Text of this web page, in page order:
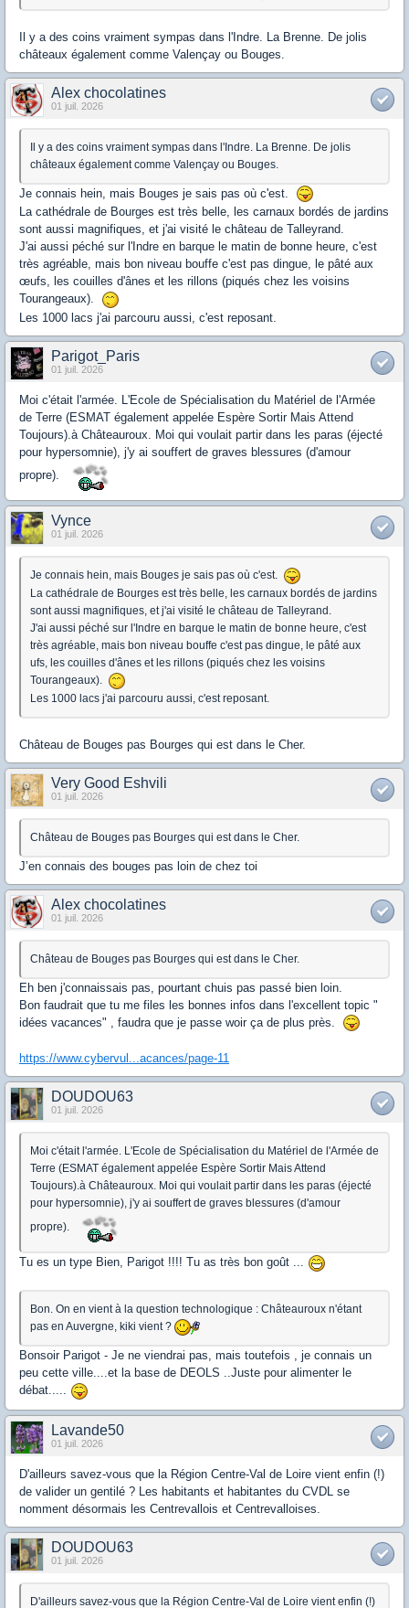
Il y a des coins vraiment sympas dans l'Indre. La Brenne. De jolis
châteaux également comme Valençay ou Bouges.
Alex chocolatines
01 juil. 2026
Il y a des coins vraiment sympas dans l'Indre. La Brenne. De jolis
châteaux également comme Valençay ou Bouges.
Je connais hein, mais Bouges je sais pas où c'est.
La cathédrale de Bourges est très belle, les carnaux bordés de jardins
sont aussi magnifiques, et j'ai visité le château de Talleyrand.
J'ai aussi péché sur l'Indre en barque le matin de bonne heure, c'est
très agréable, mais bon niveau bouffe c'est pas dingue, le pâté aux
œufs, les couilles d'ânes et les rillons (piqués chez les voisins
Tourangeaux).
Les 1000 lacs j'ai parcouru aussi, c'est reposant.
Parigot_Paris
01 juil. 2026
Moi c'était l'armée. L'Ecole de Spécialisation du Matériel de l'Armée
de Terre (ESMAT également appelée Espère Sortir Mais Attend
Toujours).à Châteauroux. Moi qui voulait partir dans les paras (éjecté
pour hypersomnie), j'y ai souffert de graves blessures (d'amour
propre).
Vynce
01 juil. 2026
Je connais hein, mais Bouges je sais pas où c'est.
La cathédrale de Bourges est très belle, les carnaux bordés de jardins
sont aussi magnifiques, et j'ai visité le château de Talleyrand.
J'ai aussi péché sur l'Indre en barque le matin de bonne heure, c'est
très agréable, mais bon niveau bouffe c'est pas dingue, le pâté aux
ufs, les couilles d'ânes et les rillons (piqués chez les voisins
Tourangeaux).
Les 1000 lacs j'ai parcouru aussi, c'est reposant.
Château de Bouges pas Bourges qui est dans le Cher.
Very Good Eshvili
01 juil. 2026
Château de Bouges pas Bourges qui est dans le Cher.
J’en connais des bouges pas loin de chez toi
Alex chocolatines
01 juil. 2026
Château de Bouges pas Bourges qui est dans le Cher.
Eh ben j'connaissais pas, pourtant chuis pas passé bien loin.
Bon faudrait que tu me files les bonnes infos dans l'excellent topic "
idées vacances" , faudra que je passe woir ça de plus près.
https://www.cybervul...acances/page-11
DOUDOU63
01 juil. 2026
Moi c'était l'armée. L'Ecole de Spécialisation du Matériel de l'Armée de
Terre (ESMAT également appelée Espère Sortir Mais Attend
Toujours).à Châteauroux. Moi qui voulait partir dans les paras (éjecté
pour hypersomnie), j'y ai souffert de graves blessures (d'amour
propre).
Tu es un type Bien, Parigot !!!! Tu as très bon goût ...
Bon. On en vient à la question technologique : Châteauroux n'étant
pas en Auvergne, kiki vient ?
Bonsoir Parigot - Je ne viendrai pas, mais toutefois , je connais un
peu cette ville....et la base de DEOLS ..Juste pour alimenter le
débat.....
Lavande50
01 juil. 2026
D'ailleurs savez-vous que la Région Centre-Val de Loire vient enfin (!)
de valider un gentilé ? Les habitants et habitantes du CVDL se
nomment désormais les Centrevallois et Centrevalloises.
DOUDOU63
01 juil. 2026
D'ailleurs savez-vous que la Région Centre-Val de Loire vient enfin (!)